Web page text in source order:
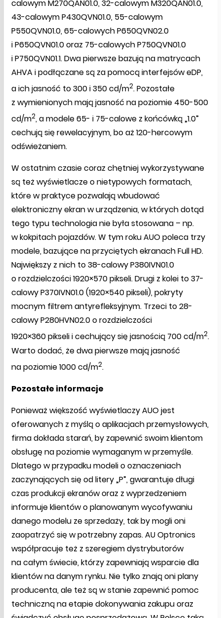
calowym M270QAN01.0, 32-calowym M320QAN01.0,
43-calowym P430QVN01.0, 55-calowym
P550QVN01.0, 65-calowych P650QVN02.0
i P650QVN01.0 oraz 75-calowych P750QVN01.0
i P750QVN01.1. Dwa pierwsze bazują na matrycach
AHVA i podłączane są za pomocą interfejsów eDP,
a ich jasność to 300 i 350 cd/m2. Pozostałe
z wymienionych mają jasność na poziomie 450-500
cd/m2, a modele 65- i 75-calowe z końcówką „1.0”
cechują się rewelacyjnym, bo aż 120-hercowym
odświeżaniem.
W ostatnim czasie coraz chętniej wykorzystywane
są też wyświetlacze o nietypowych formatach,
które w praktyce pozwalają wbudować
elektroniczny ekran w urządzenia, w których dotąd
tego typu technologia nie była stosowana – np.
w kokpitach pojazdów. W tym roku AUO poleca trzy
modele, bazujące na przyciętych ekranach Full HD.
Największy z nich to 38-calowy P380IVN01.0
o rozdzielczości 1920×570 pikseli. Drugi z kolei to 37-
calowy P370IVN01.0 (1920×540 pikseli), pokryty
mocnym filtrem antyrefleksyjnym. Trzeci to 28-
calowy P280HVN02.0 o rozdzielczości
1920×360 pikseli i cechujący się jasnością 700 cd/m2.
Warto dodać, że dwa pierwsze mają jasność
na poziomie 1000 cd/m2.
Pozostałe informacje
Ponieważ większość wyświetlaczy AUO jest
oferowanych z myślą o aplikacjach przemysłowych,
firma dokłada starań, by zapewnić swoim klientom
obsługę na poziomie wymaganym w przemyśle.
Dlatego w przypadku modeli o oznaczeniach
zaczynających się od litery „P”, gwarantuje długi
czas produkcji ekranów oraz z wyprzedzeniem
informuje klientów o planowanym wycofywaniu
danego modelu ze sprzedaży, tak by mogli oni
zaopatrzyć się w potrzebny zapas. AU Optronics
współpracuje też z szeregiem dystrybutorów
na całym świecie, którzy zapewniają wsparcie dla
klientów na danym rynku. Nie tylko znają oni plany
producenta, ale też są w stanie zapewnić pomoc
techniczną na etapie dokonywania zakupu oraz